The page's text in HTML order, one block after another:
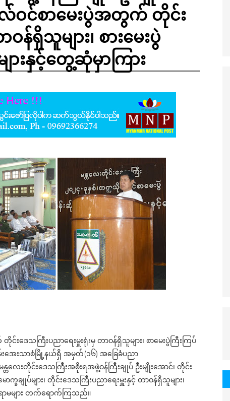
ဝင်စာမေးပွဲအတွက် တိုင်း
န်ရှိသူများ၊ စားမေးပွဲ
ားနှင့်တွေ့ဆုံမှာကြား
ေသကြီးပညာရေးမှူးရုံးမှ တာဝန်ရှိသူများ၊ စာမေးပွဲကြီးကြပ်
မ်းအေးသာစံမြို့နယ်ရှိ အမှတ်(၁၆) အခြေခံပညာ
းတိုင်းဒေသကြီးအစိုးရအဖွဲ့ဝန်ကြီးချုပ် ဦးမျိုးအောင်၊ တိုင်း
ချုပ်များ၊ တိုင်းဒေသကြီးပညာရေးမှူးနှင့် တာဝန်ရှိသူများ၊
ရာမများ တက်ရောက်ကြသည်။